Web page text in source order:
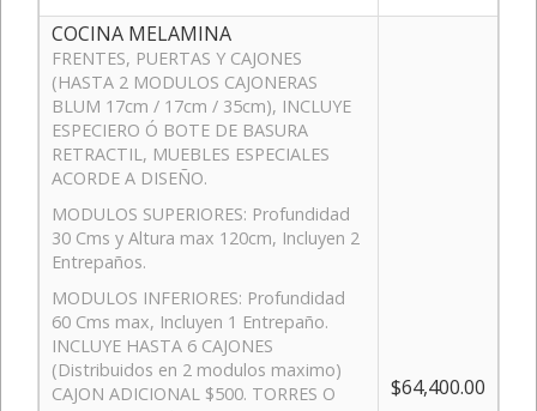
COCINA MELAMINA
FRENTES, PUERTAS Y CAJONES
(HASTA 2 MODULOS CAJONERAS
BLUM 17cm / 17cm / 35cm), INCLUYE
ESPECIERO Ó BOTE DE BASURA
RETRACTIL, MUEBLES ESPECIALES
ACORDE A DISEÑO.
MODULOS SUPERIORES: Profundidad
30 Cms y Altura max 120cm, Incluyen 2
Entrepaños.
MODULOS INFERIORES: Profundidad
60 Cms max, Incluyen 1 Entrepaño.
INCLUYE HASTA 6 CAJONES
(Distribuidos en 2 modulos maximo)
CAJON ADICIONAL $500. TORRES O
$64,400.00